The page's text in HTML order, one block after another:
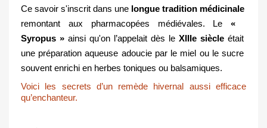
Ce savoir s'inscrit dans une longue tradition médicinale
remontant aux pharmacopées médiévales. Le «
Syropus » ainsi qu'on l’appelait dès le XIII e siècle était
une préparation aqueuse adoucie par le miel ou le sucre
souvent enrichi en herbes toniques ou balsamiques.
Voici les secrets d’un remède hivernal aussi efficace
qu’enchanteur.